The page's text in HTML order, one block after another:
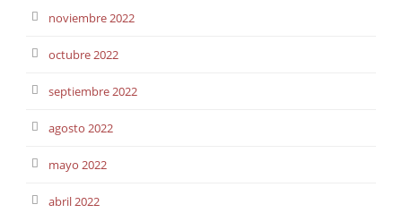
noviembre 2022
octubre 2022
septiembre 2022
agosto 2022
mayo 2022
abril 2022